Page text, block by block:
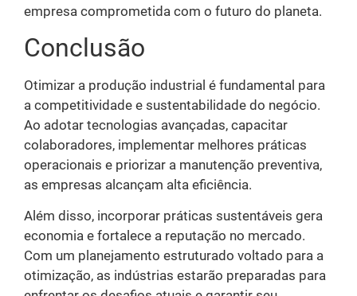
empresa comprometida com o futuro do planeta.
Conclusão
Otimizar a produção industrial é fundamental para
a competitividade e sustentabilidade do negócio.
Ao adotar tecnologias avançadas, capacitar
colaboradores, implementar melhores práticas
operacionais e priorizar a manutenção preventiva,
as empresas alcançam alta eficiência.
Além disso, incorporar práticas sustentáveis gera
economia e fortalece a reputação no mercado.
Com um planejamento estruturado voltado para a
otimização, as indústrias estarão preparadas para